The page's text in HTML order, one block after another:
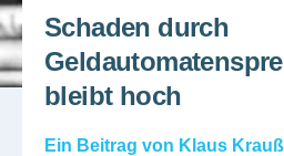
Schaden durch
bleibt hoch
Ein Beitrag von Klaus Krauß